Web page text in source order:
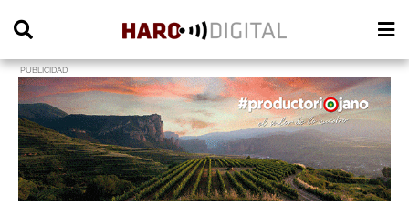
PUBLICIDAD